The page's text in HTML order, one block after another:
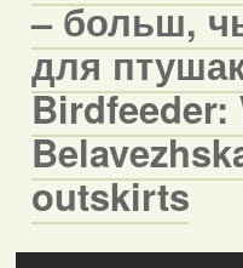
– больш,
для
outskirts